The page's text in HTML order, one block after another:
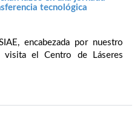
tecnológica
encabezada por nuestro
visita el Centro de Láseres